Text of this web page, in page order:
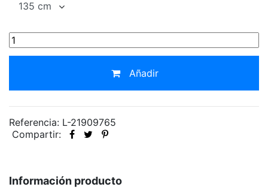
Añadir
Referencia: L-21909765
Compartir:
Información producto